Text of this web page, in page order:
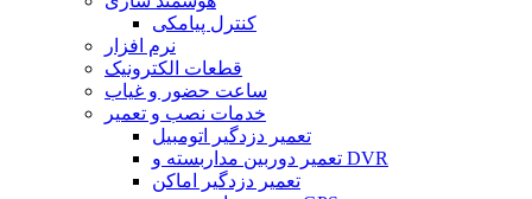
کنترل پیامکی
نرم افزار
قطعات الکترونیک
ساعت حضور و غیاب
خدمات نصب و تعمیر
تعمیر دزدگیر اتومبیل
تعمیر دوربین مداربسته و DVR
تعمیر دزدگیر اماکن